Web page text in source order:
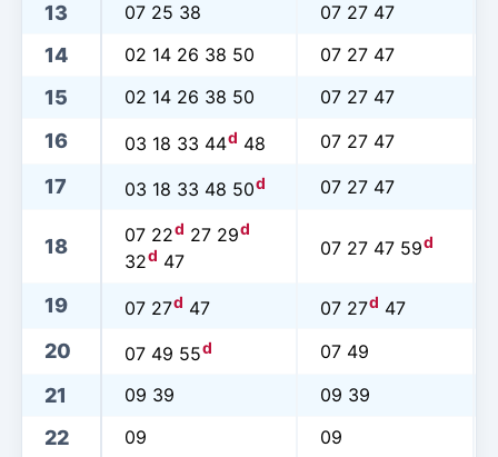
13 07 25 38 07 27 47
14 02 14 26 38 50 07 27 47
15 02 14 26 38 50 07 27 47
16 03 18 33 44d 48 07 27 47
17 03 18 33 48 50d 07 27 47
18 07 22d 27 29d
32d 47
07 27 47 59d
19 07 27d 47 07 27d 47
20 07 49 55d 07 49
21 09 39 09 39
22 09 09